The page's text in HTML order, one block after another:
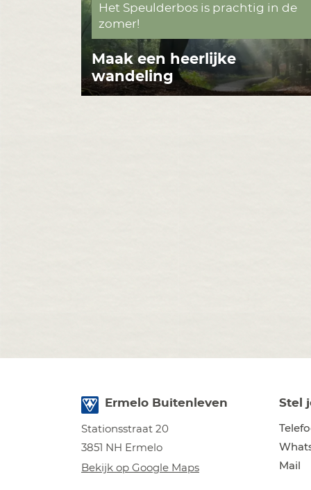
Het Speulderbos is prachtig in de
zomer!
Maak een heerlijke
wandeling
Ermelo Buitenleven
Stationsstraat 20
3851 NH Ermelo
Bekijk op Google Maps
Stel
Mail